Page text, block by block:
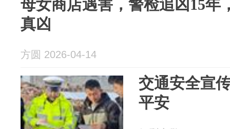
母女商店遇害，警检追凶15年
真凶
方圆 2026-04-14
交通安全宣
平安